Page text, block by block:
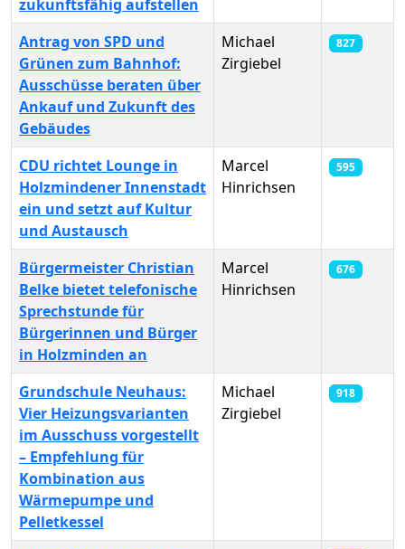
zukunftsfähig aufstellen
Antrag von SPD und
Grünen zum Bahnhof:
Ausschüsse beraten über
Ankauf und Zukunft des
Gebäudes
Michael
Zirgiebel
827
CDU richtet Lounge in
Holzmindener Innenstadt
ein und setzt auf Kultur
und Austausch
Marcel
Hinrichsen
595
Bürgermeister Christian
Belke bietet telefonische
Sprechstunde für
Bürgerinnen und Bürger
in Holzminden an
Marcel
Hinrichsen
676
Grundschule Neuhaus:
Vier Heizungsvarianten
im Ausschuss vorgestellt
– Empfehlung für
Kombination aus
Wärmepumpe und
Pelletkessel
Michael
Zirgiebel
918